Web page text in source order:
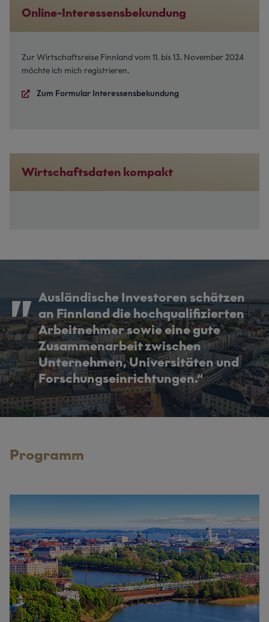
Online-Interessensbekundung
Zur Wirtschaftsreise Finnland vom 11. bis 13. November 2024
möchte ich mich registrieren.
Zum Formular Interessensbekundung
Wirtschaftsdaten kompakt
Ausländische Investoren schätzen
an Finnland die hochqualifizierten
Arbeitnehmer sowie eine gute
Zusammenarbeit zwischen
Unternehmen, Universitäten und
Forschungseinrichtungen.
Programm